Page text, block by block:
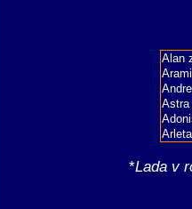
Alan
Astra
*Lada v